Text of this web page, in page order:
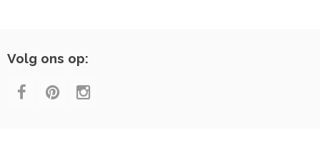
Volg ons op: